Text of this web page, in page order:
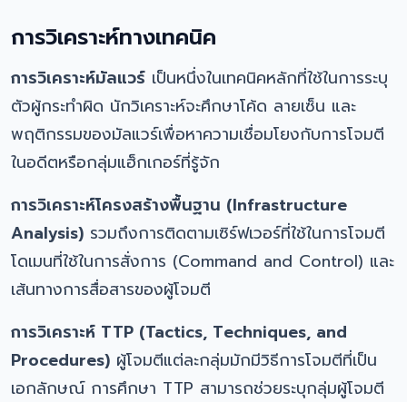
การวิเคราะห์ทางเทคนิค
การวิเคราะห์มัลแวร์ เป็นหนึ่งในเทคนิคหลักที่ใช้ในการระบุ
ตัวผู้กระทำผิด นักวิเคราะห์จะศึกษาโค้ด ลายเซ็น และ
พฤติกรรมของมัลแวร์เพื่อหาความเชื่อมโยงกับการโจมตี
ในอดีตหรือกลุ่มแฮ็กเกอร์ที่รู้จัก
การวิเคราะห์โครงสร้างพื้นฐาน (Infrastructure
Analysis) รวมถึงการติดตามเซิร์ฟเวอร์ที่ใช้ในการโจมตี
โดเมนที่ใช้ในการสั่งการ (Command and Control) และ
เส้นทางการสื่อสารของผู้โจมตี
การวิเคราะห์ TTP (Tactics, Techniques, and
Procedures) ผู้โจมตีแต่ละกลุ่มมักมีวิธีการโจมตีที่เป็น
เอกลักษณ์ การศึกษา TTP สามารถช่วยระบุกลุ่มผู้โจมตี